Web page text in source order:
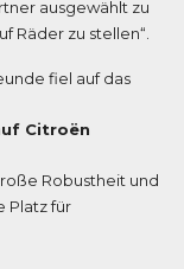
ausgewählt zu
Räder zu stellen“.
fiel auf das
Citroën
Robustheit und
Platz für